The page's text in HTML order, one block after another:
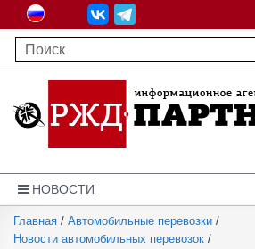
НОВОСТИ
Главная / Автомобильные перевозки /
Новости автомобильных перевозок /